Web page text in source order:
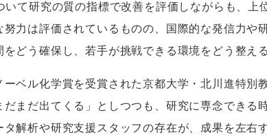
いて研究の質の指標で改善を評価しながらも、上
力は評価されているものの、国際的な発信力や
どう確保し、若手が挑戦できる環境をどう整え
ベル化学賞を受賞された京都大学・北川進特別
だまだ出てくる」としつつも、研究に専念でき
タ解析や研究支援スタッフの存在が、成果を左右